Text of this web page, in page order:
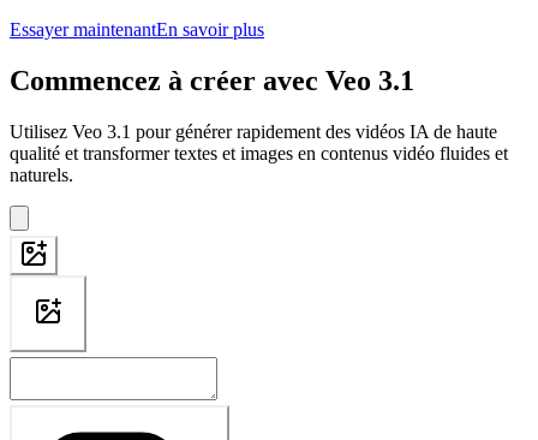
Essayer maintenantEn savoir plus
Commencez à créer avec Veo 3.1
Utilisez Veo 3.1 pour générer rapidement des vidéos IA de haute
qualité et transformer textes et images en contenus vidéo fluides et
naturels.